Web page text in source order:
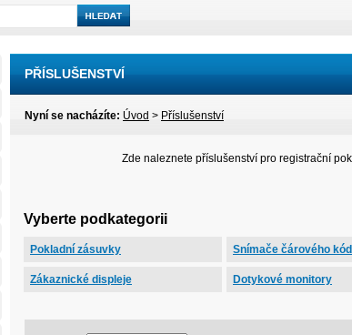
PŘÍSLUŠENSTVÍ
Nyní se nacházíte: Úvod > Příslušenství
Zde naleznete příslušenství pro registrační
Vyberte podkategorii
Pokladní zásuvky Snímače čárového
Zákaznické displeje Dotykové monitory